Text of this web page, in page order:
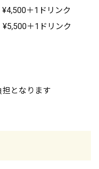
＋1ドリンク
＋1ドリンク
となります